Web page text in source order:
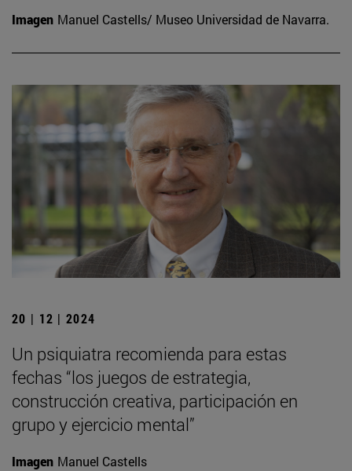
Imagen Manuel Castells/ Museo Universidad de Navarra.
20 | 12 | 2024
Un psiquiatra recomienda para estas
fechas “los juegos de estrategia,
construcción creativa, participación en
grupo y ejercicio mental”
Imagen Manuel Castells